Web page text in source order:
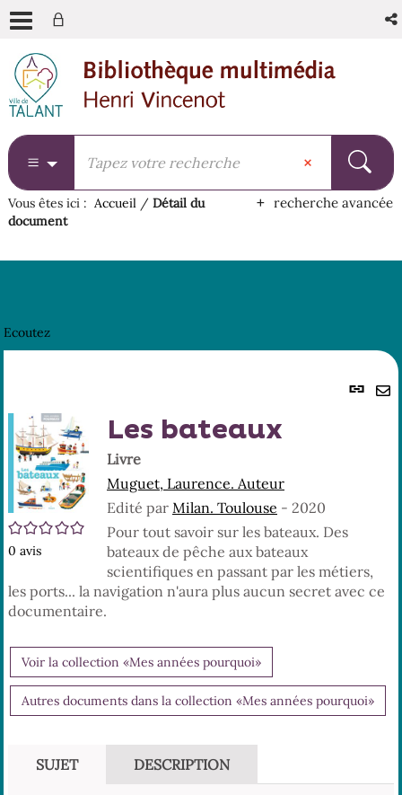
menu
contenu
recherche
recherche avancée
Vous êtes ici : Accueil / Détail du
document
Ecoutez
/5
0 avis
Les bateaux
Livre
Muguet, Laurence. Auteur
Edité par Milan. Toulouse - 2020
Pour tout savoir sur les bateaux. Des
bateaux de pêche aux bateaux
scientifiques en passant par les métiers,
les ports... la navigation n'aura plus aucun secret avec ce
documentaire.
Voir la collection «Mes années pourquoi»
Autres documents dans la collection «Mes années pourquoi»
SUJET DESCRIPTION